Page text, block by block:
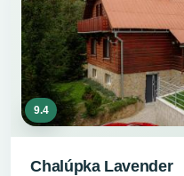
9.4
Chalúpka Lavender